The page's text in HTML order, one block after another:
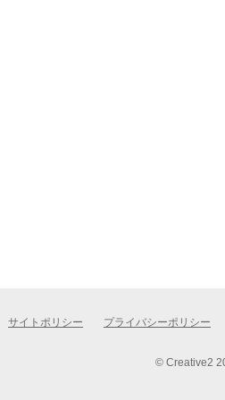
サイトポリシー プライバシーポリシー
© Creative2